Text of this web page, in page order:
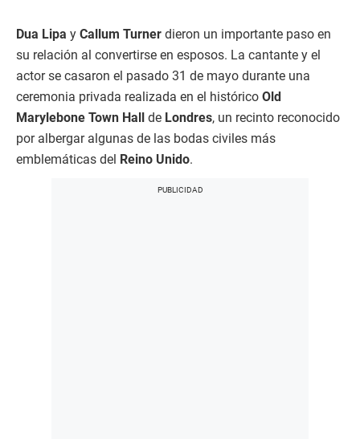
Dua Lipa y Callum Turner dieron un importante paso en
su relación al convertirse en esposos. La cantante y el
actor se casaron el pasado 31 de mayo durante una
ceremonia privada realizada en el histórico Old
Marylebone Town Hall de Londres, un recinto reconocido
por albergar algunas de las bodas civiles más
emblemáticas del Reino Unido.